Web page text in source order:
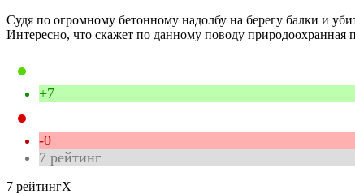
Судя по огромному бетонному надолбу на берегу балки и
Интересно, что скажет по данному поводу природоохранная
+7
-0
7 рейтинг
7 рейтингX